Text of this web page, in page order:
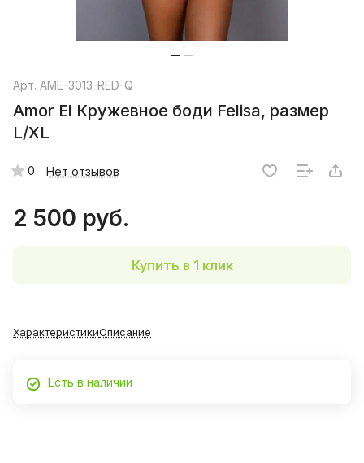
Арт. AME-3013-RED-Q
Amor El Кружевное боди Felisa, размер
L/XL
0 Нет отзывов
2 500 руб.
Купить в 1 клик
ХарактеристикиОписание
Есть в наличии